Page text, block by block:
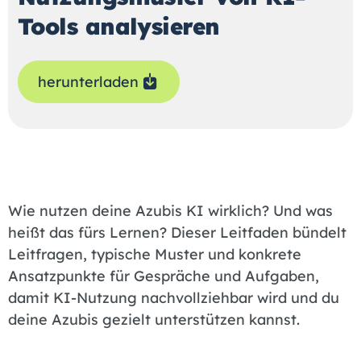
Tools analysieren
herunterladen
Wie nutzen deine Azubis KI wirklich? Und was
heißt das fürs Lernen? Dieser Leitfaden bündelt
Leitfragen, typische Muster und konkrete
Ansatzpunkte für Gespräche und Aufgaben,
damit KI-Nutzung nachvollziehbar wird und du
deine Azubis gezielt unterstützen kannst.